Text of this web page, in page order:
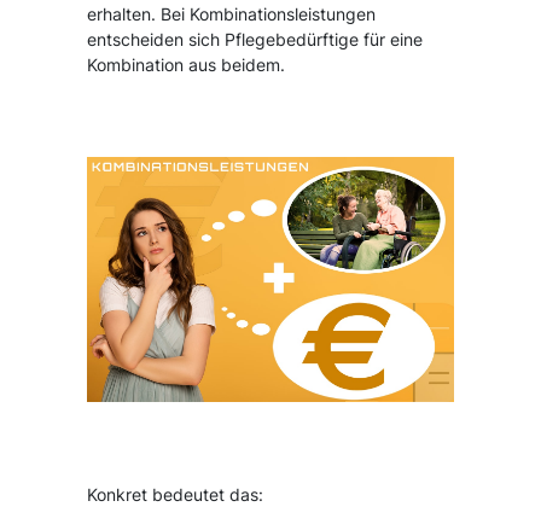
erhalten. Bei Kombinationsleistungen
entscheiden sich Pflegebedürftige für eine
Kombination aus beidem.
Konkret bedeutet das: